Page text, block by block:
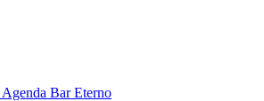
Agenda Bar Eterno